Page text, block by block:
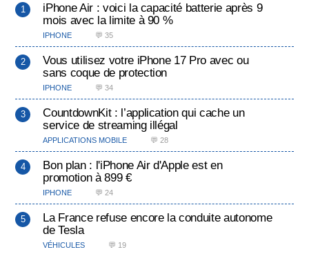
iPhone Air : voici la capacité batterie après 9
mois avec la limite à 90 %
IPHONE 💬 35
Vous utilisez votre iPhone 17 Pro avec ou
sans coque de protection
IPHONE 💬 34
CountdownKit : l’application qui cache un
service de streaming illégal
APPLICATIONS MOBILE 💬 28
Bon plan : l'iPhone Air d'Apple est en
promotion à 899 €
IPHONE 💬 24
La France refuse encore la conduite autonome
de Tesla
VÉHICULES 💬 19